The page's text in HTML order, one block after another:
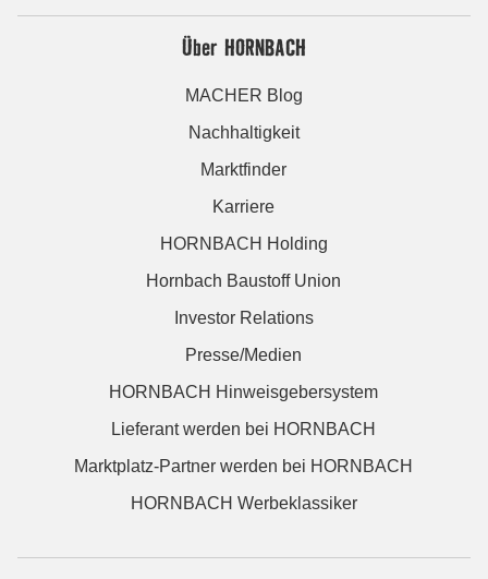
Über HORNBACH
MACHER Blog
Nachhaltigkeit
Marktfinder
Karriere
HORNBACH Holding
Hornbach Baustoff Union
Investor Relations
Presse/Medien
HORNBACH Hinweisgebersystem
Lieferant werden bei HORNBACH
Marktplatz-Partner werden bei HORNBACH
HORNBACH Werbeklassiker